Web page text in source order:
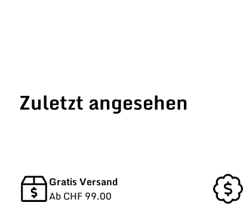
Zuletzt angesehen
Gratis Versand
Ab CHF 99.00